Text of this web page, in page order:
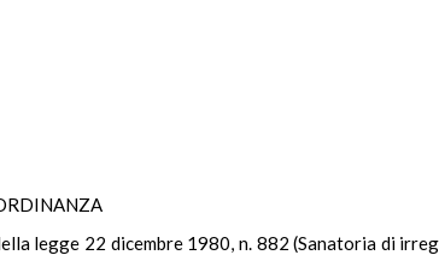
legge 22 dicembre 1980, n. 882 (Sanatoria di